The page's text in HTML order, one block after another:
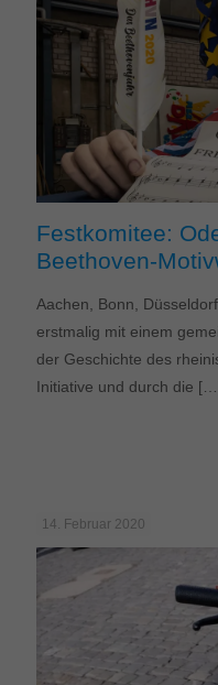
Festkomitee:
Beethoven-
Aachen, Bonn,
erstmalig mit einem
der Geschichte des
Initiative und durch die
14. Februar 2020